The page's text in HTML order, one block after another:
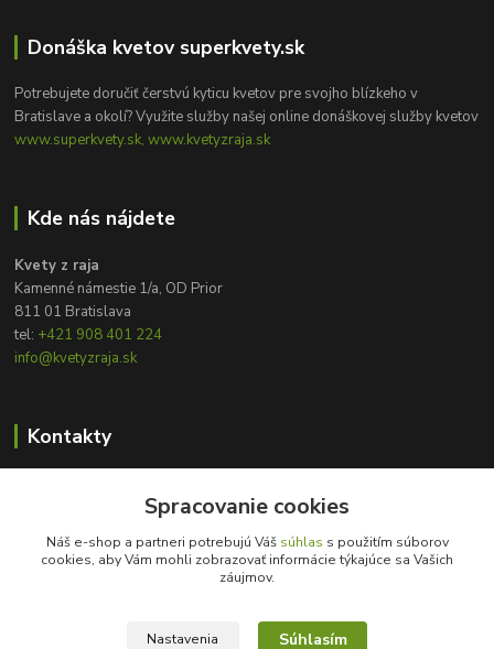
Donáška kvetov superkvety.sk
Potrebujete doručiť čerstvú kyticu kvetov pre svojho blízkeho v
Bratislave a okolí? Využite služby našej online donáškovej služby kvetov
www.superkvety.sk, www.kvetyzraja.sk
Kde nás nájdete
Kvety z raja
Kamenné námestie 1/a, OD Prior
811 01 Bratislava
tel: +421 908 401 224
info@kvetyzraja.sk
Kontakty
+421 908 401 224
info@kvetyzraja.sk
Spracovanie cookies
Náš e-shop a partneri potrebujú Váš súhlas s použitím súborov
cookies, aby Vám mohli zobrazovať informácie týkajúce sa Vašich
záujmov.
Nastavenia Súhlasím